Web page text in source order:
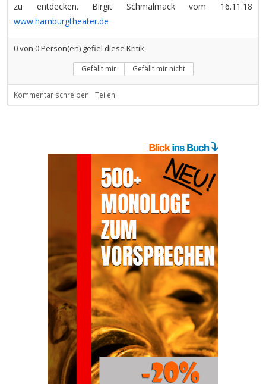
zu entdecken. Birgit Schmalmack vom 16.11.18
www.hamburgtheater.de
0von 0Person(en) gefiel diese Kritik
Gefällt mir Gefällt mir nicht
Kommentar schreiben Teilen